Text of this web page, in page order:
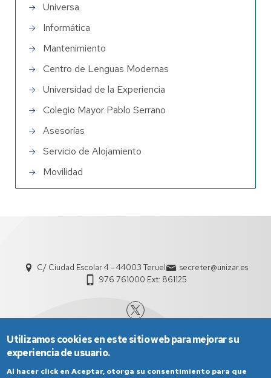
Universa
Informática
Mantenimiento
Centro de Lenguas Modernas
Universidad de la Experiencia
Colegio Mayor Pablo Serrano
Asesorías
Servicio de Alojamiento
Movilidad
C/ Ciudad Escolar 4 - 44003 Teruel
secreter@unizar.es
976 761000 Ext: 861125
Utilizamos cookies en este sitio web para mejorar su
experiencia de usuario.
Al hacer click en Aceptar, otorga su consentimiento para que